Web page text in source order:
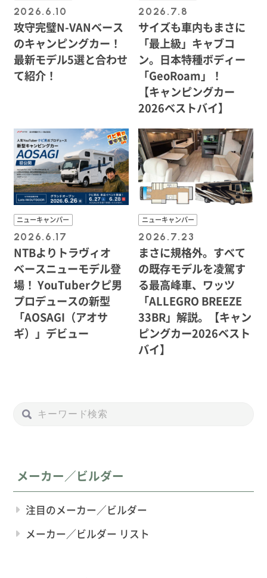
2026.6.10
攻守完璧N-VANベース
のキャンピングカー！
最新モデル5選と合わせ
て紹介！
2026.7.8
サイズも車内もまさに
「最上級」キャブコ
ン。日本特種ボディー
「GeoRoam」！
【キャンピングカー
2026ベストバイ】
ニューキャンパー
2026.6.17
NTBよりトラヴィオ
ベースニューモデル登
場！ YouTuberクピ男
プロデュースの新型
「AOSAGI（アオサ
ギ）」デビュー
ニューキャンパー
2026.7.23
まさに規格外。すべて
の既存モデルを凌駕す
る最高峰車、ワッツ
「ALLEGRO BREEZE
33BR」解説。【キャン
ピングカー2026ベスト
バイ】
メーカー／ビルダー
注目のメーカー／ビルダー
メーカー／ビルダー リスト